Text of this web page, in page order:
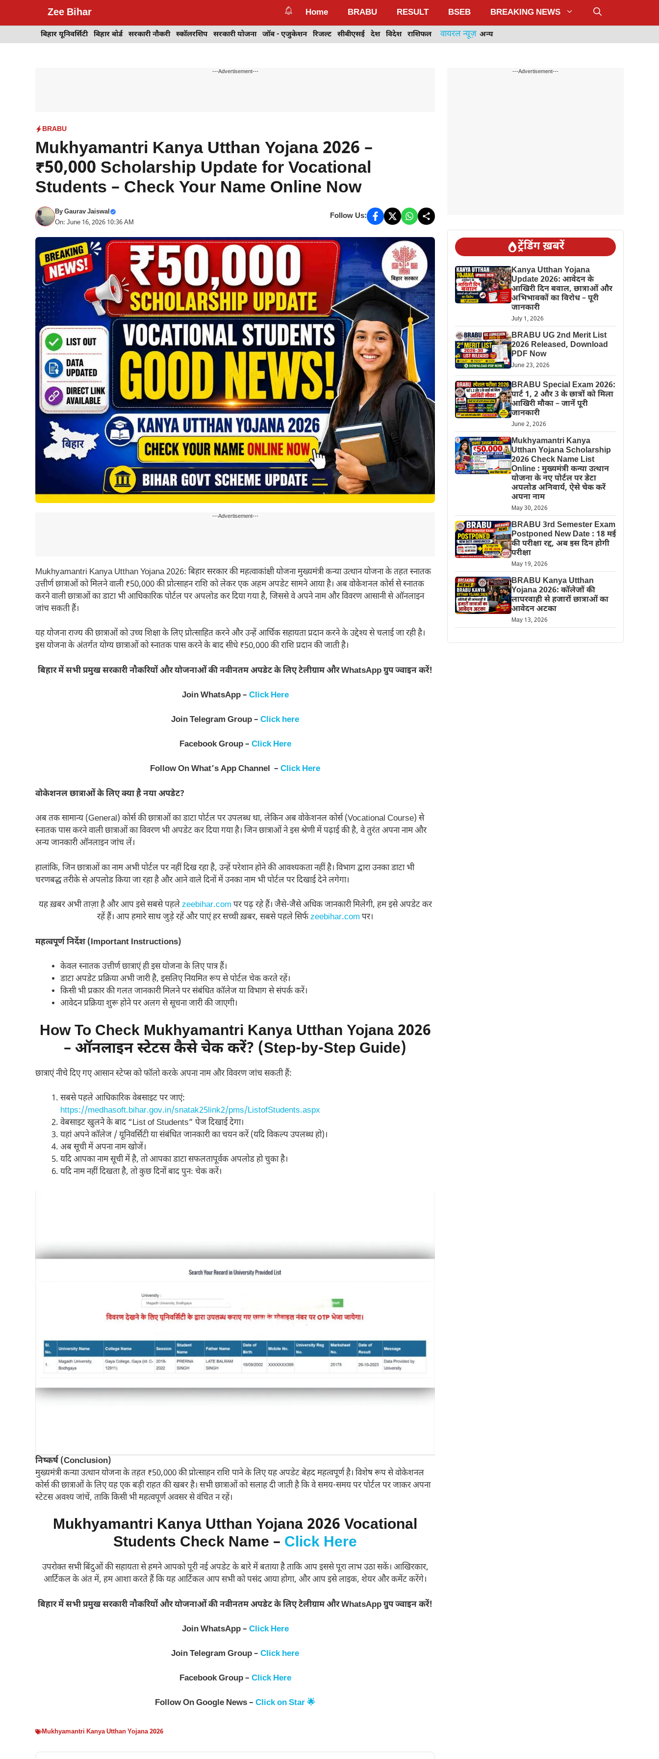
Zee Bihar Home BRABU RESULT BSEB BREAKING NEWS
बिहार यूनिवर्सिटी बिहार बोर्ड सरकारी नौकरी स्कॉलरशिप सरकारी योजना जॉब - एजुकेशन रिजल्ट सीबीएसई देश विदेश राशिफल वायरल न्यूज़ अन्य
---Advertisement---
BRABU
Mukhyamantri Kanya Utthan Yojana 2026 –
₹50,000 Scholarship Update for Vocational
Students – Check Your Name Online Now
ByGaurav Jaiswal
On: June 16, 2026 10:36 AM
Follow Us:
---Advertisement---
Mukhyamantri Kanya Utthan Yojana 2026: बिहार सरकार की महत्वाकांक्षी योजना मुख्यमंत्री कन्या उत्थान योजना के तहत स्नातक
उत्तीर्ण छात्राओं को मिलने वाली ₹50,000 की प्रोत्साहन राशि को लेकर एक अहम अपडेट सामने आया है। अब वोकेशनल कोर्स से स्नातक
करने वाली छात्राओं का डाटा भी आधिकारिक पोर्टल पर अपलोड कर दिया गया है, जिससे वे अपने नाम और विवरण आसानी से ऑनलाइन
जांच सकती हैं।
यह योजना राज्य की छात्राओं को उच्च शिक्षा के लिए प्रोत्साहित करने और उन्हें आर्थिक सहायता प्रदान करने के उद्देश्य से चलाई जा रही है।
इस योजना के अंतर्गत योग्य छात्राओं को स्नातक पास करने के बाद सीधे ₹50,000 की राशि प्रदान की जाती है।
बिहार में सभी प्रमुख सरकारी नौकरियों और योजनाओं की नवीनतम अपडेट के लिए टेलीग्राम और WhatsApp ग्रुप ज्वाइन करें!
Join WhatsApp – Click Here
Join Telegram Group – Click here
Facebook Group – Click Here
Follow On What’s App Channel – Click Here
वोकेशनल छात्राओं के लिए क्या है नया अपडेट?
अब तक सामान्य (General) कोर्स की छात्राओं का डाटा पोर्टल पर उपलब्ध था, लेकिन अब वोकेशनल कोर्स (Vocational Course) से
स्नातक पास करने वाली छात्राओं का विवरण भी अपडेट कर दिया गया है। जिन छात्राओं ने इस श्रेणी में पढ़ाई की है, वे तुरंत अपना नाम और
अन्य जानकारी ऑनलाइन जांच लें।
हालांकि, जिन छात्राओं का नाम अभी पोर्टल पर नहीं दिख रहा है, उन्हें परेशान होने की आवश्यकता नहीं है। विभाग द्वारा उनका डाटा भी
चरणबद्ध तरीके से अपलोड किया जा रहा है और आने वाले दिनों में उनका नाम भी पोर्टल पर दिखाई देने लगेगा।
यह ख़बर अभी ताज़ा है और आप इसे सबसे पहलेzeebihar.com पर पढ़ रहे हैं। जैसे-जैसे अधिक जानकारी मिलेगी, हम इसे अपडेट कर
रहें हैं। आप हमारे साथ जुड़े रहें और पाएं हर सच्ची ख़बर, सबसे पहले सिर्फzeebihar.com पर।
महत्वपूर्ण निर्देश (Important Instructions)
केवल स्नातक उत्तीर्ण छात्राएं ही इस योजना के लिए पात्र हैं।
डाटा अपडेट प्रक्रिया अभी जारी है, इसलिए नियमित रूप से पोर्टल चेक करते रहें।
किसी भी प्रकार की गलत जानकारी मिलने पर संबंधित कॉलेज या विभाग से संपर्क करें।
आवेदन प्रक्रिया शुरू होने पर अलग से सूचना जारी की जाएगी।
How To Check Mukhyamantri Kanya Utthan Yojana 2026
– ऑनलाइन स्टेटस कैसे चेक करें? (Step-by-Step Guide)
छात्राएं नीचे दिए गए आसान स्टेप्स को फॉलो करके अपना नाम और विवरण जांच सकती हैं:
सबसे पहले आधिकारिक वेबसाइट पर जाएं:
https://medhasoft.bihar.gov.in/snatak25link2/pms/ListofStudents.aspx
वेबसाइट खुलने के बाद “List of Students” पेज दिखाई देगा।
यहां अपने कॉलेज / यूनिवर्सिटी या संबंधित जानकारी का चयन करें (यदि विकल्प उपलब्ध हो)।
अब सूची में अपना नाम खोजें।
यदि आपका नाम सूची में है, तो आपका डाटा सफलतापूर्वक अपलोड हो चुका है।
यदि नाम नहीं दिखता है, तो कुछ दिनों बाद पुनः चेक करें।
निष्कर्ष (Conclusion)
मुख्यमंत्री कन्या उत्थान योजना के तहत ₹50,000 की प्रोत्साहन राशि पाने के लिए यह अपडेट बेहद महत्वपूर्ण है। विशेष रूप से वोकेशनल
कोर्स की छात्राओं के लिए यह एक बड़ी राहत की खबर है। सभी छात्राओं को सलाह दी जाती है कि वे समय-समय पर पोर्टल पर जाकर अपना
स्टेटस अवश्य जांचें, ताकि किसी भी महत्वपूर्ण अवसर से वंचित न रहें।
Mukhyamantri Kanya Utthan Yojana 2026 Vocational
Students Check Name – Click Here
उपरोक्त सभी बिंदुओं की सहायता से हमने आपको पूरी नई अपडेट के बारे में बताया है ताकि आप इससे पूरा लाभ उठा सकें। आखिरकार,
आर्टिकल के अंत में, हम आशा करते हैं कि यह आर्टिकल आप सभी को पसंद आया होगा, और आप इसे लाइक, शेयर और कमेंट करेंगे।
बिहार में सभी प्रमुख सरकारी नौकरियों और योजनाओं की नवीनतम अपडेट के लिए टेलीग्राम और WhatsApp ग्रुप ज्वाइन करें!
Join WhatsApp – Click Here
Join Telegram Group – Click here
Facebook Group – Click Here
Follow On Google News – Click on Star 🌟
Mukhyamantri Kanya Utthan Yojana 2026
---Advertisement---
ट्रेंडिंग ख़बरें
Kanya Utthan Yojana
Update 2026: आवेदन के
आखिरी दिन बवाल, छात्राओं और
अभिभावकों का विरोध – पूरी
जानकारी
July 1, 2026
BRABU UG 2nd Merit List
2026 Released, Download
PDF Now
June 23, 2026
BRABU Special Exam 2026:
पार्ट 1, 2 और 3 के छात्रों को मिला
आखिरी मौका – जानें पूरी
जानकारी
June 2, 2026
Mukhyamantri Kanya
Utthan Yojana Scholarship
2026 Check Name List
Online : मुख्यमंत्री कन्या उत्थान
योजना के नए पोर्टल पर डेटा
अपलोड अनिवार्य, ऐसे चेक करें
अपना नाम
May 30, 2026
BRABU 3rd Semester Exam
Postponed New Date : 18 मई
की परीक्षा रद्द, अब इस दिन होगी
परीक्षा
May 19, 2026
BRABU Kanya Utthan
Yojana 2026: कॉलेजों की
लापरवाही से हजारों छात्राओं का
आवेदन अटका
May 13, 2026